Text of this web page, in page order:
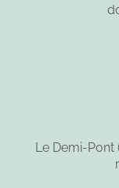
Le Demi-Pont